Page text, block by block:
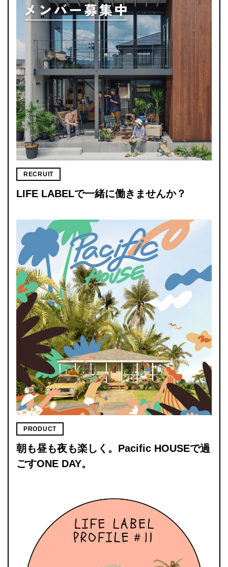
RECRUIT
LIFE LABELで一緒に働きませんか？
PRODUCT
朝も昼も夜も楽しく。Pacific HOUSEで過
ごすONE DAY。